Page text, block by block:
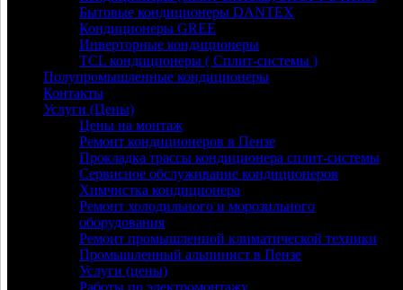
Бытовые кондиционеры DANTEX
Кондиционеры GREE
Инверторные кондиционеры
TCL кондиционеры ( Сплит-системы )
Полупромышленные кондиционеры
Контакты
Услуги (Цены)
Цены на монтаж
Ремонт кондиционеров в Пензе
Прокладка трассы кондиционера сплит-системы
Сервисное обслуживание кондиционеров
Химчистка кондиционера
Ремонт холодильного и морозильного
оборудования
Ремонт промышленной климатической техники
Промышленный альпинист в Пензе
Услуги (цены)
Работы по электромонтажу